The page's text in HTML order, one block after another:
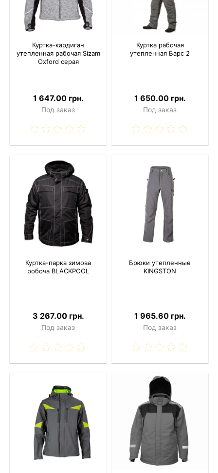
Куртка-кардиган
утепленная рабочая Sizam
Oxford серая
1 647.00 грн.
Под заказ
Куртка рабочая
утепленная Барс 2
1 650.00 грн.
Под заказ
Куртка-парка зимова
робоча BLACKPOOL
3 267.00 грн.
Под заказ
Брюки утепленные
KINGSTON
1 965.60 грн.
Под заказ